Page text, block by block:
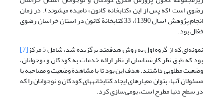
رضوی است (که پس از این «کتابخانه کانون» نامیده می‎شوند). در زمان
انجام پژوهش (سال 1390)، 33 کتابخانة کانون در استان خراسان رضوی
فعّال بود.
نمونه‌ای که از گروه اول به روش هدفمند برگزیده شد، شامل 5 مرکز
[7]
بود که طبق نظر کارشناسان از نظر ارائه خدمات به کودکان و نوجوانان،
وضعیت مطلوبی داشتند. هدف این بود تا با مشاهدة وضعیت و مصاحبه با
مسئولان آنها، بتوان معیارهای ایجاد کتابخانه‎های ‎کودکان و نوجوانان را که
در سطح دنیا مطرح است، بومی‌سازی کرد.